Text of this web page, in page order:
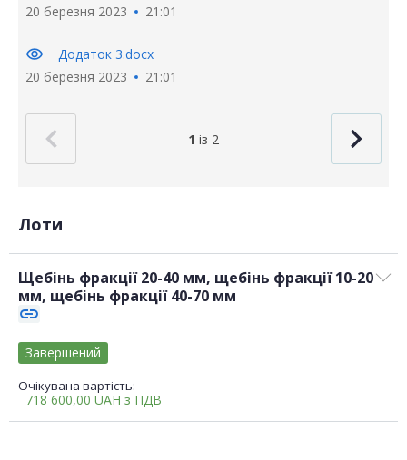
20 березня 2023
21:01
visibility
Додаток 3.docx
20 березня 2023
21:01
1 із 2
Лоти
Щебінь фракції 20-40 мм, щебінь фракції 10-20
мм, щебінь фракції 40-70 мм
link
Очікувана вартість:
718 600,00 UAH з ПДВ
Завершений